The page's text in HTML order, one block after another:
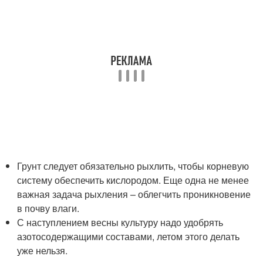
Грунт следует обязательно рыхлить, чтобы корневую
систему обеспечить кислородом. Еще одна не менее
важная задача рыхления – облегчить проникновение
в почву влаги.
С наступлением весны культуру надо удобрять
азотосодержащими составами, летом этого делать
уже нельзя.